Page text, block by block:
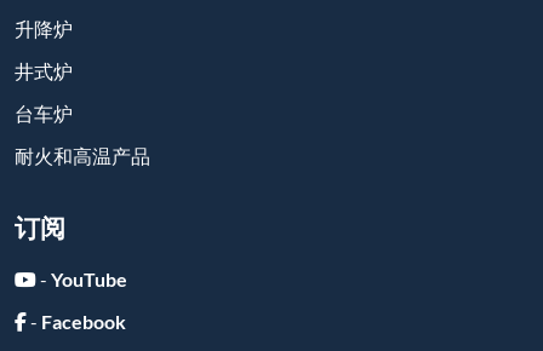
升降炉
井式炉
台车炉
耐火和高温产品
订阅
- YouTube
- Facebook